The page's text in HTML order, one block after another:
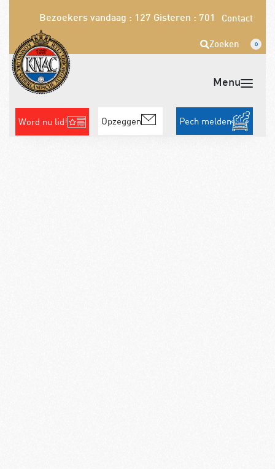
Bezoekers vandaag : 127 Gisteren : 701 Contact
Zoeken 0
Word nu lid! Opzeggen Pech melden